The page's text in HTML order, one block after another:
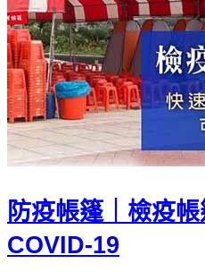
防疫帳篷｜檢疫
COVID-19